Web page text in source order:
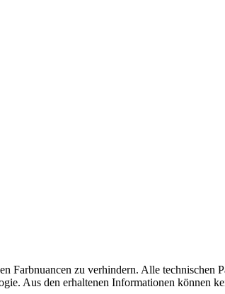
zu verhindern. Alle technischen
Aus den erhaltenen Informationen können